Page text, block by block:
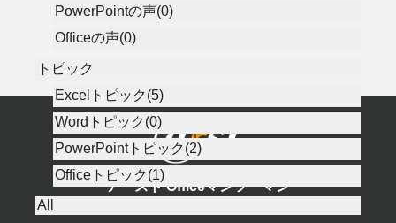
PowerPointの声(0)
Officeの声(0)
トピック
Excelトピック(5)
Wordトピック(0)
PowerPointトピック(2)
Officeトピック(1)
All
アースト Officeマンツーマン